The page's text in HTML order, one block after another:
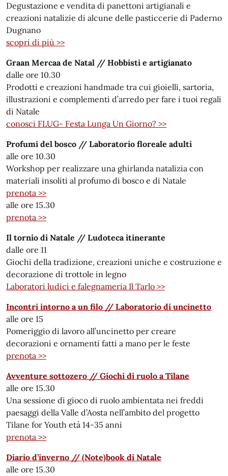
Degustazione e vendita di panettoni artigianali e
creazioni natalizie di alcune delle pasticcerie di Paderno
Dugnano
scopri di più >>
Graan Mercaa de Natal // Hobbisti e artigianato
dalle ore 10.30
Prodotti e creazioni handmade tra cui gioielli, sartoria,
illustrazioni e complementi d’arredo per fare i tuoi regali
di Natale
conosci FLUG- Festa Lunga Un Giorno? >>
Profumi del bosco // Laboratorio floreale adulti
alle ore 10.30
Workshop per realizzare una ghirlanda natalizia con
materiali insoliti al profumo di bosco e di Natale
prenota >>
alle ore 15.30
prenota >>
Il tornio di Natale // Ludoteca itinerante
dalle ore 11
Giochi della tradizione, creazioni uniche e costruzione e
decorazione di trottole in legno
Laboratori ludici e falegnameria Il Tarlo >>
Incontri intorno a un filo // Laboratorio di uncinetto
alle ore 15
Pomeriggio di lavoro all’uncinetto per creare
decorazioni e ornamenti fatti a mano per le feste
prenota >>
Avventure sottozero // Giochi di ruolo a Tilane
alle ore 15.30
Una sessione di gioco di ruolo ambientata nei freddi
paesaggi della Valle d’Aosta nell’ambito del progetto
Tilane for Youth età 14-35 anni
prenota >>
Diario d’inverno // (Note)book di Natale
alle ore 15.30